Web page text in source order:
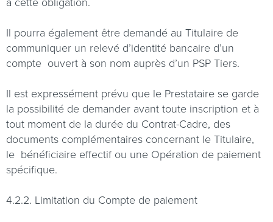
Il pourra également être demandé au Titulaire de
communiquer un relevé d’identité bancaire d’un
compte ouvert à son nom auprès d’un PSP Tiers.
Il est expressément prévu que le Prestataire se garde
la possibilité de demander avant toute inscription et à
tout moment de la durée du Contrat-Cadre, des
documents complémentaires concernant le Titulaire,
le bénéficiaire effectif ou une Opération de paiement
spécifique.
4.2.2. Limitation du Compte de paiement